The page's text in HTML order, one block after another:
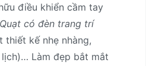
điều khiển cầm tay
Quạt có đèn trang trí
kế nhẹ nhàng,
Làm đẹp bắt mắt